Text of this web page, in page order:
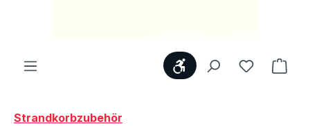
WerkzeugleisteDu hast 0
Strandkorbzubehör